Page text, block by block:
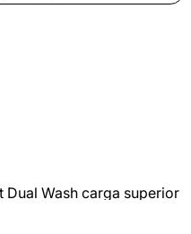
Dual Wash carga superior